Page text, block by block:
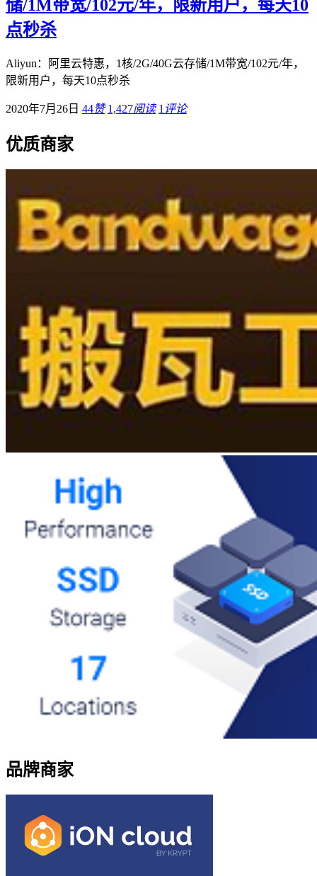
储/1M带宽/102元/年，限新用户，每天10
点秒杀
Aliyun：阿里云特惠，1核/2G/40G云存储/1M带宽/102元/年，
限新用户，每天10点秒杀
2020年7月26日 44赞 1,427阅读 1评论
优质商家
品牌商家